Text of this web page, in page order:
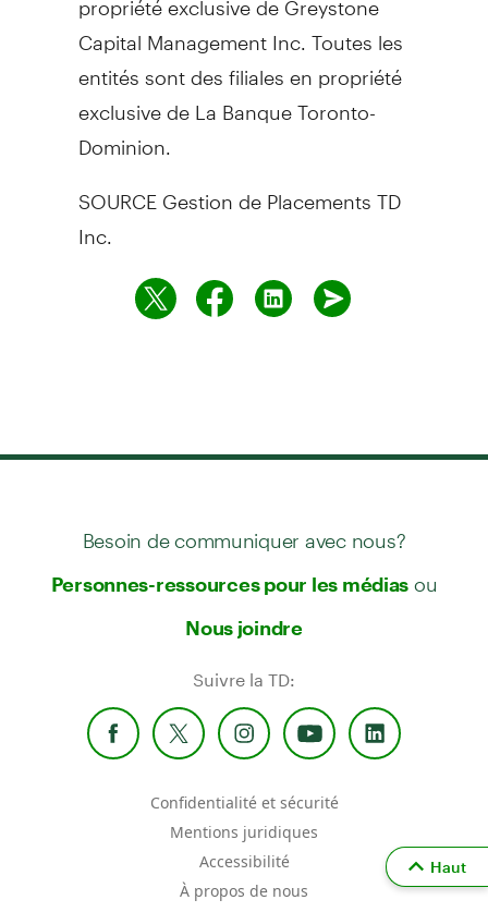
Capital Management Inc. Toutes les
entités sont des filiales en propriété
exclusive de La Banque Toronto-
Dominion.
SOURCE Gestion de Placements TD
Inc.
Besoin de communiquer avec nous?
Personnes-ressources pour les médias ou
Nous joindre
Suivre la TD:
Confidentialité et sécurité
Mentions juridiques
Accessibilité
À propos de nous
Haut